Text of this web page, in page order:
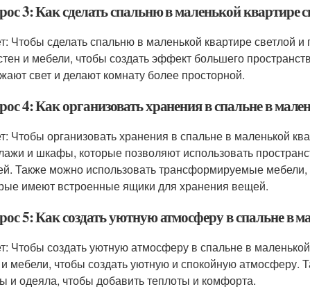
3: Как сделать спальню в маленькой квартире
Чтобы сделать спальню в маленькой квартире светлой
и мебели, чтобы создать эффект большего
свет и делают комнату более просторной.
4: Как организовать хранения в спальне в
Чтобы организовать хранения в спальне в маленькой
и шкафы, которые позволяют использовать
Также можно использовать трансформируемые мебели,
имеют встроенные ящики для хранения вещей.
5: Как создать уютную атмосферу в спальне в
Чтобы создать уютную атмосферу в спальне в
мебели, чтобы создать уютную и спокойную атмосферу.
и одеяла, чтобы добавить теплоты и комфорта.